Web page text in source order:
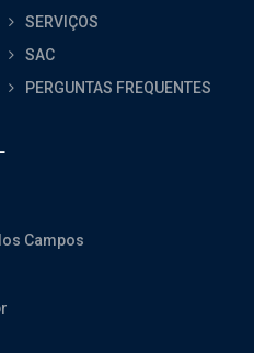
SERVIÇOS
SAC
PERGUNTAS FREQUENTES
Campos